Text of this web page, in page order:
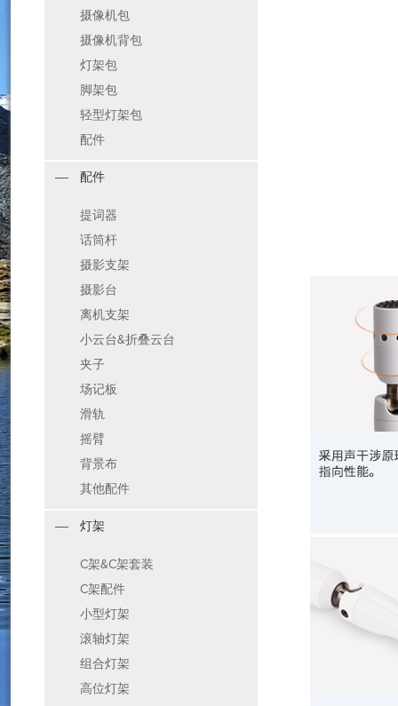
摄像机包
摄像机背包
灯架包
脚架包
轻型灯架包
配件
配件
提词器
话筒杆
摄影支架
摄影台
离机支架
小云台&折叠云台
夹子
场记板
滑轨
摇臂
背景布
其他配件
灯架
C架&C架套装
C架配件
小型灯架
滚轴灯架
组合灯架
高位灯架